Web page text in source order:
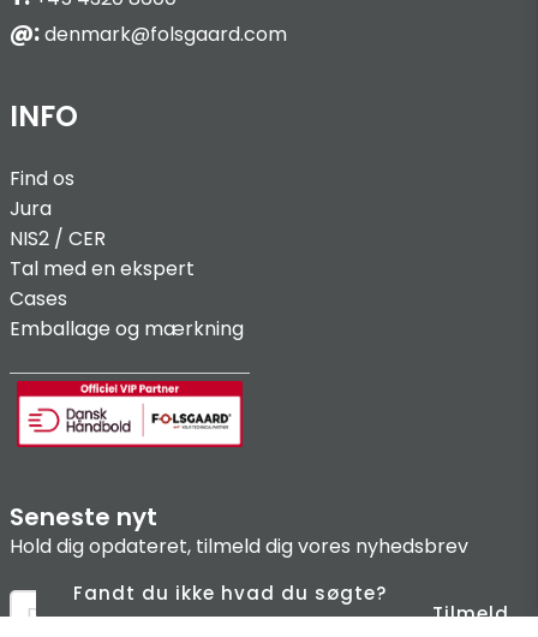
@:denmark@folsgaard.com
INFO
Find os
Jura
NIS2 / CER
Tal med en ekspert
Cases
Emballage og mærkning
Seneste nyt
Hold dig opdateret, tilmeld dig vores nyhedsbrev
Tilmeld
Fandt du ikke hvad du søgte?